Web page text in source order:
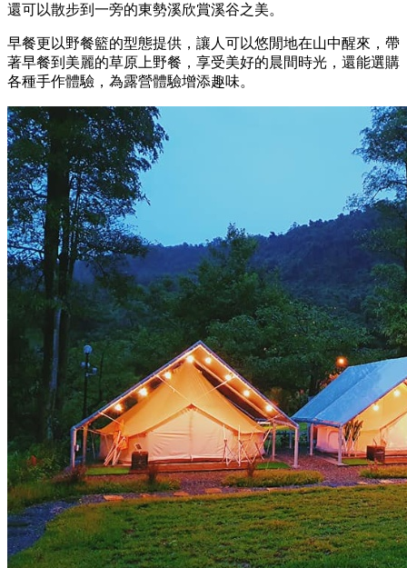
還可以散步到一旁的東勢溪欣賞溪谷之美。
早餐更以野餐籃的型態提供，讓人可以悠閒地在山中醒來，帶
著早餐到美麗的草原上野餐，享受美好的晨間時光，還能選購
各種手作體驗，為露營體驗增添趣味。